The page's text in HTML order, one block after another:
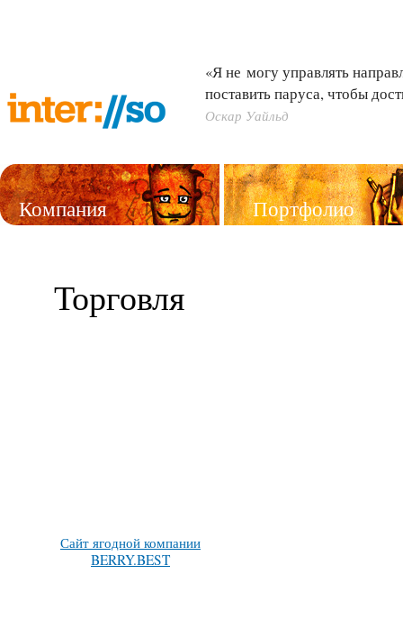
«Я не могу управлять
поставить паруса, чтобы
Оскар Уайльд
Компания Портфолио
Торговля
Сайт ягодной компании
BERRY.BEST